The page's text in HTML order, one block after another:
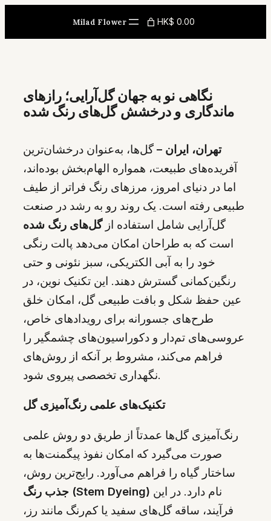
content
Milad Flower HK$ 0.00
نگاهی نو به جهان گل‌آرایی؛ رازهای
ماندگاری و درخشش گل‌های رنگ شده
تهران، ایران – گل‌ها، به‌عنوان درخشان‌ترین
آفریده‌های طبیعت، همواره الهام‌بخش بوده‌اند،
اما در دنیای امروز، مرزهای رنگ فراتر از طیف
طبیعی رفته است. یک روند رو به رشد در صنعت
گل‌آرایی شامل استفاده ازگل‌های رنگ شده
است که به طراحان امکان می‌دهد پالت رنگی
خود را به آبی الکتریکی، سبز نئونی و حتی
رنگین‌کمانی گسترش دهند. این تکنیک نوین، در
عین حفظ شکل و بافت طبیعی گل، امکان خلق
طرح‌های جسورانه برای رویدادهای خاص،
عروسی‌های تم‌دار و دکوراسیون‌های چشمگیر را
فراهم می‌کند، مشروط بر آنکه از روش‌های
نگهداری تخصصی پیروی شود.
تکنیک‌های علمی رنگ‌آمیزی گل
رنگ‌آمیزی گل‌ها عمدتاً از طریق دو روش علمی
صورت می‌گیرد که امکان نفوذ پیگمنت‌ها به
ساختار گیاه را فراهم می‌آورد. رایج‌ترین روش،
جذب رنگ (Stem Dyeing)
فرآیند، ساقه گل‌های سفید یا کم‌رنگ مانند رز،